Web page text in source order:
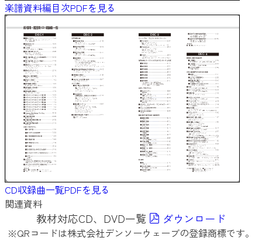
楽譜資料編目次PDFを見る
CD収録曲一覧PDFを見る
関連資料
教材対応CD、DVD一覧 ダウンロード
※QRコードは株式会社デンソーウェーブの登録商標です。